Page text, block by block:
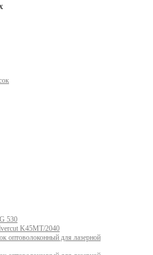
530
K45MT/2040
оптоволоконный для лазерной